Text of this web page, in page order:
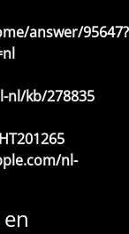
answer/95647?
kb/278835
nl-